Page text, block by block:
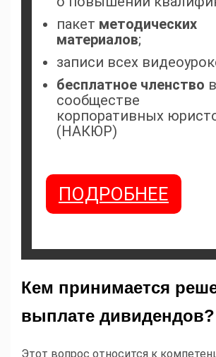
пакет методических
материалов;
записи всех
бесплатное членство в
сообществе
корпоративных
(НАКЮР)
ПОДРОБНЕЕ
Кем принимается
выплате дивидендов?
Этот вопрос относится к